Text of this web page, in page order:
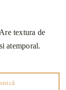
textura de
atemporal.